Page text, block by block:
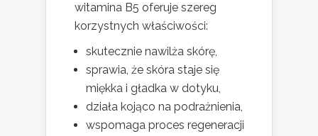
witamina B5 oferuje szereg
korzystnych właściwości:
skutecznie nawilża skórę,
sprawia, że skóra staje się
miękka i gładka w dotyku,
działa kojąco na podrażnienia,
wspomaga proces regeneracji